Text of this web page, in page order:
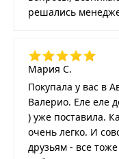
решались
Мария С.
Покупала у вас в
Валерио. Еле еле
) уже поставила.
очень легко. И
друзьям - все